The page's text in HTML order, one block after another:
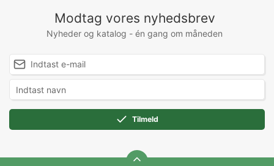
Modtag vores nyhedsbrev
Nyheder og katalog - én gang om måneden
Tilmeld